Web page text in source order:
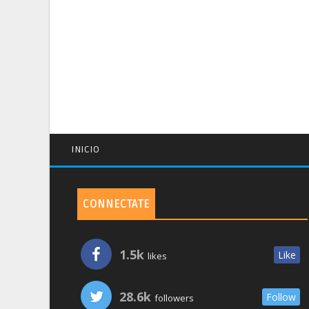
INICIO
CONNECTATE
1.5k likes Like
28.6k followers Follow